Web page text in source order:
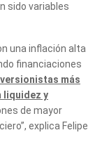
sido variables
una inflación alta
financiaciones
más
liquidez y
de mayor
explica Felipe